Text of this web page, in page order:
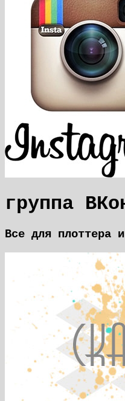
группа
Все для плоттера